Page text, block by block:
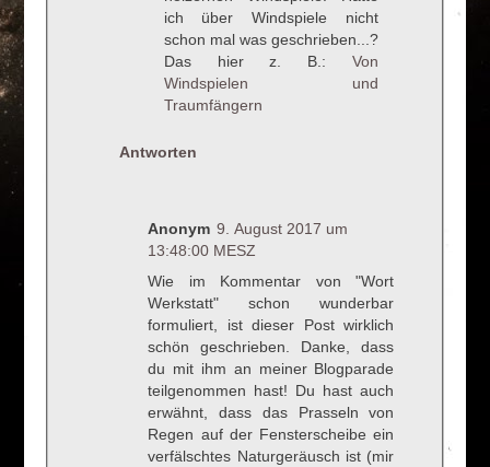
ich über Windspiele nicht
schon mal was geschrieben...?
Das hier z. B.: Von
Windspielen und
Traumfängern
Antworten
Anonym 9. August 2017 um
13:48:00 MESZ
Wie im Kommentar von "Wort
Werkstatt" schon wunderbar
formuliert, ist dieser Post wirklich
schön geschrieben. Danke, dass
du mit ihm an meiner Blogparade
teilgenommen hast! Du hast auch
erwähnt, dass das Prasseln von
Regen auf der Fensterscheibe ein
verfälschtes Naturgeräusch ist (mir